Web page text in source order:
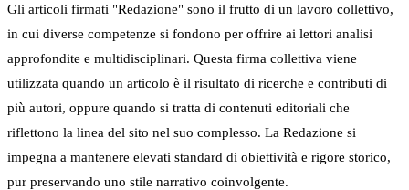
Gli articoli firmati "Redazione" sono il frutto di un lavoro collettivo,
in cui diverse competenze si fondono per offrire ai lettori analisi
approfondite e multidisciplinari. Questa firma collettiva viene
utilizzata quando un articolo è il risultato di ricerche e contributi di
più autori, oppure quando si tratta di contenuti editoriali che
riflettono la linea del sito nel suo complesso. La Redazione si
impegna a mantenere elevati standard di obiettività e rigore storico,
pur preservando uno stile narrativo coinvolgente.